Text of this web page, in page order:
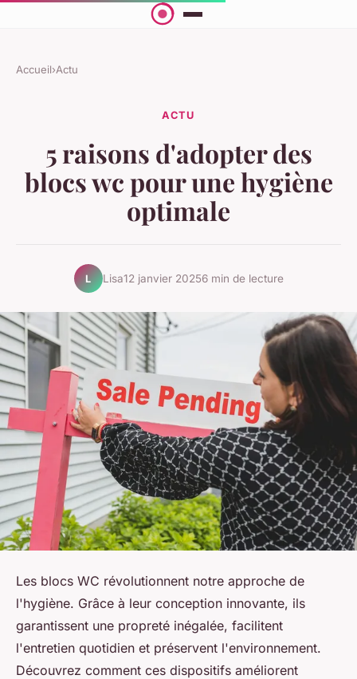
Accueil›Actu
ACTU
5 raisons d'adopter des
blocs wc pour une hygiène
optimale
L Lisa12 janvier 20256 min de lecture
Les blocs WC révolutionnent notre approche de
l'hygiène. Grâce à leur conception innovante, ils
garantissent une propreté inégalée, facilitent
l'entretien quotidien et préservent l'environnement.
Découvrez comment ces dispositifs améliorent